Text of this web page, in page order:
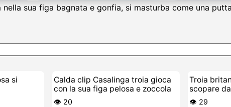
sua figa bagnata e gonfia, si masturba come una
si
Calda clip Casalinga troia gioca
con la sua figa pelosa e zoccola
👁️ 20
Troia
scopare
👁️ 29